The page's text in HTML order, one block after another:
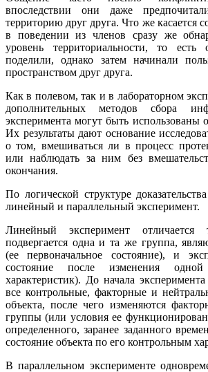
впоследствии они даже
территорию друг друга. Что же касается
в поведении из членов сразу же
уровень территориальности, то
поделили, однако затем начинали
пространством друг друга.
Как в полевом, так и в лабораторном
дополнительных методов сбора
эксперимента могут быть использованы
Их результаты дают основание
о том, вмешиваться ли в процесс
или наблюдать за ним без
окончания.
По логической структуре
линейный и параллельный эксперимент.
Линейный эксперимент
подвергается одна и та же группа,
(ее первоначальное состояние), и
состояние после изменения
характеристик). До начала
все контрольные, факторные и
объекта, после чего изменяются
группы (или условия ее
определенного, заранее заданного
состояние объекта по его контрольным
В параллельном эксперименте